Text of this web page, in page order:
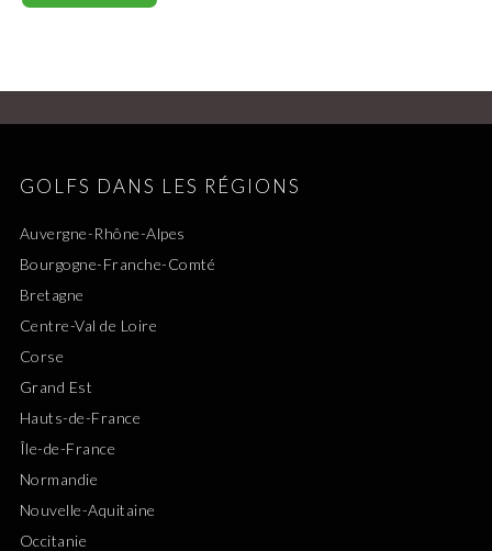
GOLFS DANS LES RÉGIONS
Auvergne-Rhône-Alpes
Bourgogne-Franche-Comté
Bretagne
Centre-Val de Loire
Corse
Grand Est
Hauts-de-France
Île-de-France
Normandie
Nouvelle-Aquitaine
Occitanie